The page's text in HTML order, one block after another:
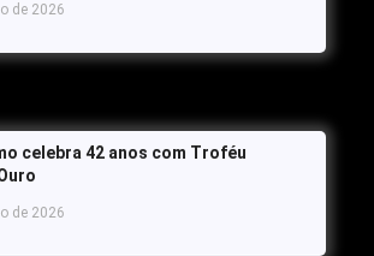
de 2026
celebra 42 anos com Troféu
de 2026